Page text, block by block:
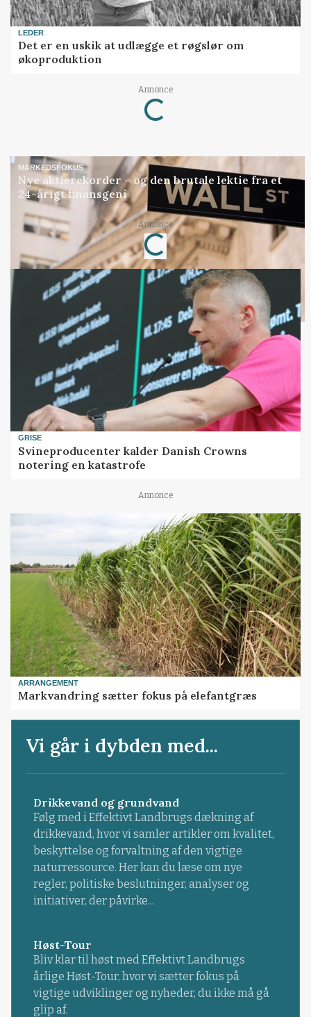
LEDER
Det er en uskik at udlægge et røgslør om
økoproduktion
Annonce
Loading...
MARKEDSFOKUS
Nye aktierekorder – og den brutale lektie fra et
24-årigt finansgeni
Annonce
Loading...
GRISE
Svineproducenter kalder Danish Crowns
notering en katastrofe
Annonce
ARRANGEMENT
Markvandring sætter fokus på elefantgræs
Vi går i dybden med...
Drikkevand og grundvand
Følg med i Effektivt Landbrugs dækning af
drikkevand, hvor vi samler artikler om kvalitet,
beskyttelse og forvaltning af den vigtige
naturressource. Her kan du læse om nye
regler, politiske beslutninger, analyser og
initiativer, der påvirke...
Høst-Tour
Bliv klar til høst med Effektivt Landbrugs
årlige Høst-Tour, hvor vi sætter fokus på
vigtige udviklinger og nyheder, du ikke må gå
glip af.